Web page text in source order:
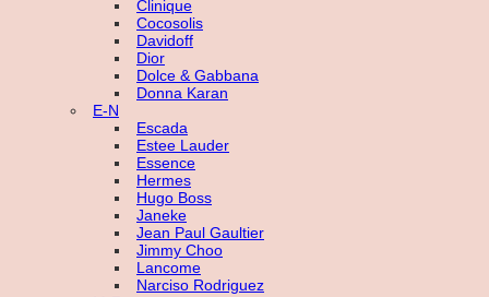
Clinique
Cocosolis
Davidoff
Dior
Dolce & Gabbana
Donna Karan
E-N
Escada
Estee Lauder
Essence
Hermes
Hugo Boss
Janeke
Jean Paul Gaultier
Jimmy Choo
Lancome
Narciso Rodriguez